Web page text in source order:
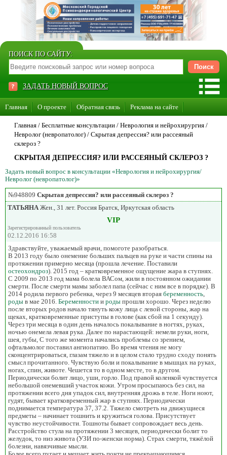
ПОИСК ПО САЙТУ:
ЗАДАТЬ НОВЫЙ ВОПРОС
Главная О проекте Обратная связь Реклама на сайте
Стать консультантом нашего сайта
Суперакция «Каждому врачу свой сайт»
Главная / Бесплатные консультации / Неврология и нейрохирургия /
Невролог (невропатолог) / Скрытая депрессия? или рассеяный
склероз ?
СКРЫТАЯ ДЕПРЕССИЯ? ИЛИ РАССЕЯНЫЙ СКЛЕРОЗ ?
Задать новый вопрос в консультации «Неврология и нейрохирургия/
Невролог (невропатолог)»
№948809 Скрытая депрессия? или рассеяный склероз ?
ТАТЬЯНАЖен., 31 лет. Россия Братск, Иркутская область
VIP
Зарегистрированный пользователь
02.12.2016 16:58
Здравствуйте, уважаемый врачи, помоготе разобраться.
В 2013 году было онемение больших пальцев на руке и части спины на
протяжении примерно месяца (прошла лечение. Поставили
остеохондроз). 2015 год – кратковременное ощущение жара в ступнях.
С 2009 по 2013 год мама болела ВАСом, жили в постоянном ожидании
смерти. После смерти мамы заболел папа (сейчас с ним все в порядке). В
2014 родила первого ребенка, через 9 месяцев вторая беременность
роды в мае 2016. Беременности и роды прошли хорошо. Через неделю
после вторых родов начало тянуть кожу лица с левой стороны, жар на
щеках, кратковременные приступы в голове (как сбой на 1 секунду).
Через три месяца в один день началось покалывание в ногтях, руках,
ночью онемела левая рука. Далее по нарастающей: немели руки, ноги,
шея, губы, С того же момента начались проблемы со зрением,
офтальмолог поставил ангиопатию. Во время чтения не могу
сконцентрироваться, глазам тяжело и в целом стало трудно сходу понять
смысл прочитанного. Чувствую боли и покалывание в мышцах на руках,
ногах, спин, животе. Чешется то в одном месте, то в другом.
Периодически болит лицо, уши, горло. Под правой коленкой чувствуется
небольшой онемевший участок кожи. Утром просыпаюсь без сил, на
протяжении всего дня упадок сил, внутренняя дрожь в теле. Ноги ноют,
гудят, бывает кратковременный жар в ступнях. Периодически
поднимается температура 37, 37.2. Тяжело смотреть на движущиеся
предметы – начинает тошнить и кружиться голова. Присутствует
чувство неустойчивости. Тошноты бывает сопровождает весь день.
Расстройство стула на протяжении 3 месяцев, периодически болит то
желудок, то низ живота (УЗИ по-женски норма). Страх смерти, тяжёлой
болезни, навязчивые мысли.
Более всего пугает и мешает жить почти не прекращающимся